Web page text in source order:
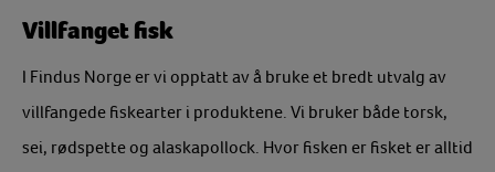
Villfanget fisk
I Findus Norge er vi opptatt av å bruke et bredt utvalg av
villfangede fiskearter i produktene. Vi bruker både torsk,
sei, rødspette og alaskapollock. Hvor fisken er fisket er alltid